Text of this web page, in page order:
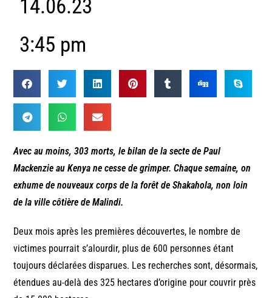
14.06.23
3:45 pm
Avec au moins, 303 morts, le bilan de la secte de Paul
Mackenzie au Kenya ne cesse de grimper. Chaque semaine, on
exhume de nouveaux corps de la forêt de Shakahola, non loin
de la ville côtière de Malindi.
Deux mois après les premières découvertes, le nombre de
victimes pourrait s’alourdir, plus de 600 personnes étant
toujours déclarées disparues. Les recherches sont, désormais,
étendues au-delà des 325 hectares d’origine pour couvrir près